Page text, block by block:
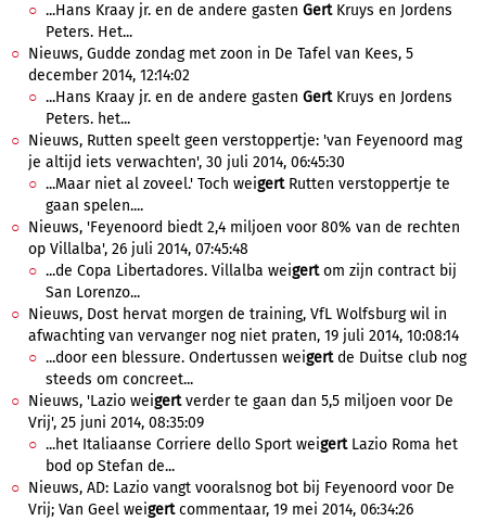
...Hans Kraay jr. en de andere gasten GertKruys en Jordens
Peters. Het...
Nieuws, Gudde zondag met zoon in De Tafel van Kees, 5
december 2014, 12:14:02
...Hans Kraay jr. en de andere gasten GertKruys en Jordens
Peters. het...
Nieuws, Rutten speelt geen verstoppertje: 'van Feyenoord mag
je altijd iets verwachten', 30 juli 2014, 06:45:30
...Maar niet al zoveel.' Toch weigertRutten verstoppertje te
gaan spelen....
Nieuws, 'Feyenoord biedt 2,4 miljoen voor 80% van de rechten
op Villalba', 26 juli 2014, 07:45:48
...de Copa Libertadores. Villalba weigertom zijn contract bij
San Lorenzo...
Nieuws, Dost hervat morgen de training, VfL Wolfsburg wil in
afwachting van vervanger nog niet praten, 19 juli 2014, 10:08:14
...door een blessure. Ondertussen weigertde Duitse club nog
steeds om concreet...
Nieuws, 'Lazio weigertverder te gaan dan 5,5 miljoen voor De
Vrij', 25 juni 2014, 08:35:09
...het Italiaanse Corriere dello Sport weigertLazio Roma het
bod op Stefan de...
Nieuws, AD: Lazio vangt vooralsnog bot bij Feyenoord voor De
Vrij; Van Geel weigertcommentaar, 19 mei 2014, 06:34:26